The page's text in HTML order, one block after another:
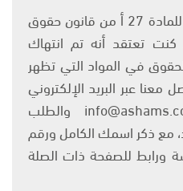
يتم الاستخدام المواد وفقًا للمادة 27 أ من قانون حقوق
2007، وإن كنت تعتقد أنه تم انتهاك
في المواد التي تظهر
عبر البريد الإلكتروني
على العنوان التالي: info@ashams.com والطلب
مع ذكر اسمك الكامل ورقم
ورابط للصفحة ذات الصلة